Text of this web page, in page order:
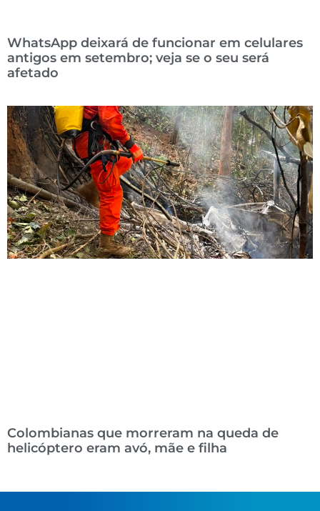
WhatsApp deixará de funcionar em celulares
antigos em setembro; veja se o seu será
afetado
Colombianas que morreram na queda de
helicóptero eram avó, mãe e filha